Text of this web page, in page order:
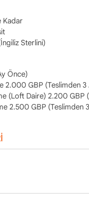
Kadar
Sterlini)
Önce)
2.000 GBP (Teslimden 3
(Loft Daire) 2.200 GBP
2.500 GBP (Teslimden